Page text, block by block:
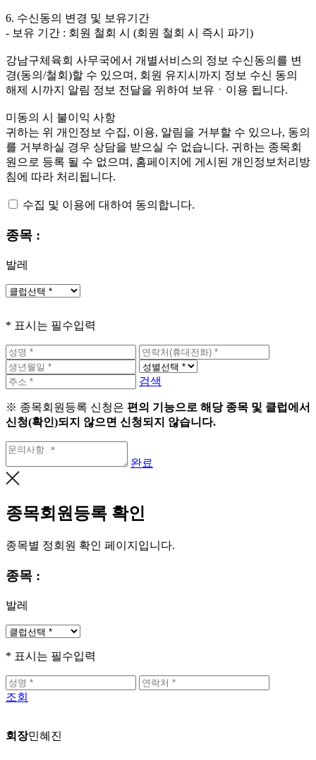
6. 수신동의 변경 및 보유기간
- 보유 기간 : 회원 철회 시 (회원 철회 시 즉시 파기)
강남구체육회 사무국에서 개별서비스의 정보 수신동의를 변
경(동의/철회)할 수 있으며, 회원 유지시까지 정보 수신 동의
해제 시까지 알림 정보 전달을 위하여 보유ㆍ이용 됩니다.
미동의 시 불이익 사항
귀하는 위 개인정보 수집, 이용, 알림을 거부할 수 있으나, 동의
를 거부하실 경우 상담을 받으실 수 없습니다. 귀하는 종목회
원으로 등록 될 수 없으며, 홈페이지에 게시된 개인정보처리방
침에 따라 처리됩니다.
수집 및 이용에 대하여 동의합니다.
종목 :
발레
* 표시는 필수입력
검색
※ 종목회원등록 신청은 편의 기능으로 해당 종목 및 클럽에서
신청(확인)되지 않으면 신청되지 않습니다.
완료
종목회원등록 확인
종목별 정회원 확인 페이지입니다.
종목 :
발레
* 표시는 필수입력
조회
회장민혜진